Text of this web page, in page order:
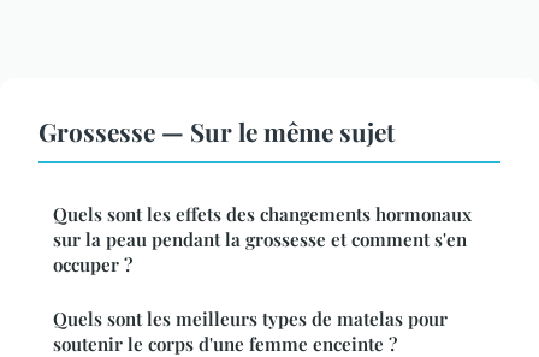
Grossesse — Sur le même sujet
Quels sont les effets des changements hormonaux
sur la peau pendant la grossesse et comment s'en
occuper ?
Quels sont les meilleurs types de matelas pour
soutenir le corps d'une femme enceinte ?